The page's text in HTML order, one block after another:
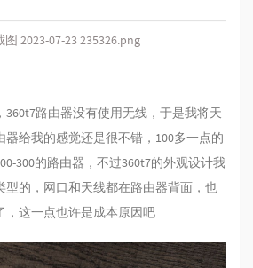
图 2023-07-23 235326.png
360t7路由器没有使用无线，于是我将天
给我的感觉还是很不错，100多一点的
300的路由器，不过360t7的外观设计我
型的，网口和天线都在路由器背面，也
，这一点也许是成本原因吧